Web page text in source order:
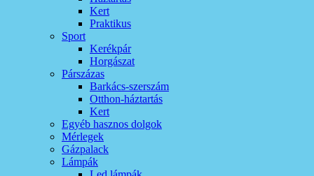
Kert
Praktikus
Sport
Kerékpár
Horgászat
Párszázas
Barkács-szerszám
Otthon-háztartás
Kert
Egyéb hasznos dolgok
Mérlegek
Gázpalack
Lámpák